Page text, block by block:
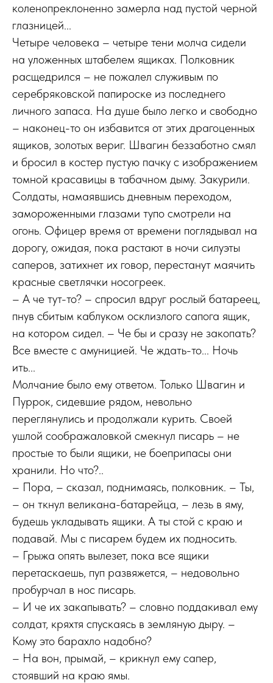
коленопреклоненно замерла над пустой черной
глазницей...
Четыре человека – четыре тени молча сидели
на уложенных штабелем ящиках. Полковник
расщедрился – не пожалел служивым по
серебряковской папироске из последнего
личного запаса. На душе было легко и свободно
– наконец-то он избавится от этих драгоценных
ящиков, золотых вериг. Швагин беззаботно смял
и бросил в костер пустую пачку с изображением
томной красавицы в табачном дыму. Закурили.
Солдаты, намаявшись дневным переходом,
замороженными глазами тупо смотрели на
огонь. Офицер время от времени поглядывал на
дорогу, ожидая, пока растают в ночи силуэты
саперов, затихнет их говор, перестанут маячить
красные светлячки носогреек.
– А че тут-то? – спросил вдруг рослый батареец,
пнув сбитым каблуком осклизлого сапога ящик,
на котором сидел. – Че бы и сразу не закопать?
Все вместе с амуницией. Че ждать-то... Ночь
ить...
Молчание было ему ответом. Только Швагин и
Пуррок, сидевшие рядом, невольно
переглянулись и продолжали курить. Своей
ушлой соображаловкой смекнул писарь – не
простые то были ящики, не боеприпасы они
хранили. Но что?..
– Пора, – сказал, поднимаясь, полковник. – Ты,
– он ткнул великана-батарейца, – лезь в яму,
будешь укладывать ящики. А ты стой с краю и
подавай. Мы с писарем будем их подносить.
– Грыжа опять вылезет, пока все ящики
перетаскаешь, пуп развяжется, – недовольно
пробурчал в нос писарь.
– И че их закапывать? – словно поддакивал ему
солдат, кряхтя спускаясь в земляную дыру. –
Кому это барахло надобно?
– На вон, прымай, – крикнул ему сапер,
стоявший на краю ямы.